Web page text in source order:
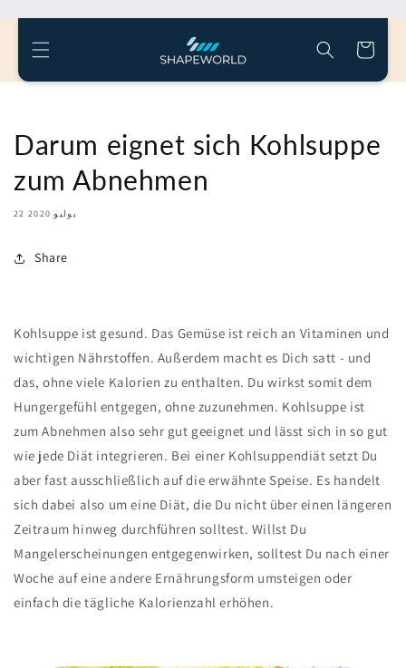
إلى
التسوق
Darum eignet sich Kohlsuppe
zum Abnehmen
22 يوليو 2020
Share
Kohlsuppe ist gesund. Das Gemüse ist reich an Vitaminen und
wichtigen Nährstoffen. Außerdem macht es Dich satt - und
das, ohne viele Kalorien zu enthalten. Du wirkst somit dem
Hungergefühl entgegen, ohne zuzunehmen. Kohlsuppe ist
zum Abnehmen also sehr gut geeignet und lässt sich in so gut
wie jede Diät integrieren. Bei einer Kohlsuppendiät setzt Du
aber fast ausschließlich auf die erwähnte Speise. Es handelt
sich dabei also um eine Diät, die Du nicht über einen längeren
Zeitraum hinweg durchführen solltest. Willst Du
Mangelerscheinungen entgegenwirken, solltest Du nach einer
Woche auf eine andere Ernährungsform umsteigen oder
einfach die tägliche Kalorienzahl erhöhen.